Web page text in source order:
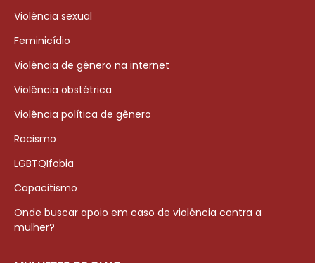
Violência sexual
Feminicídio
Violência de gênero na internet
Violência obstétrica
Violência política de gênero
Racismo
LGBTQIfobia
Capacitismo
Onde buscar apoio em caso de violência contra a
mulher?